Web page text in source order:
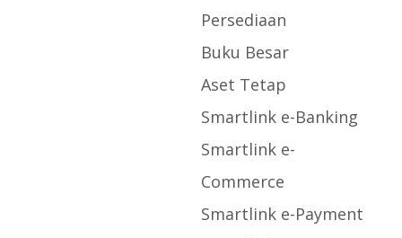
Persediaan
Buku Besar
Aset Tetap
Smartlink e-Banking
Smartlink e-
Commerce
Smartlink e-Payment